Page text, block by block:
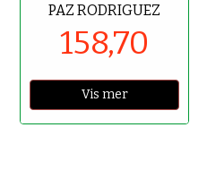
PAZ RODRIGUEZ
158,70
Vis mer